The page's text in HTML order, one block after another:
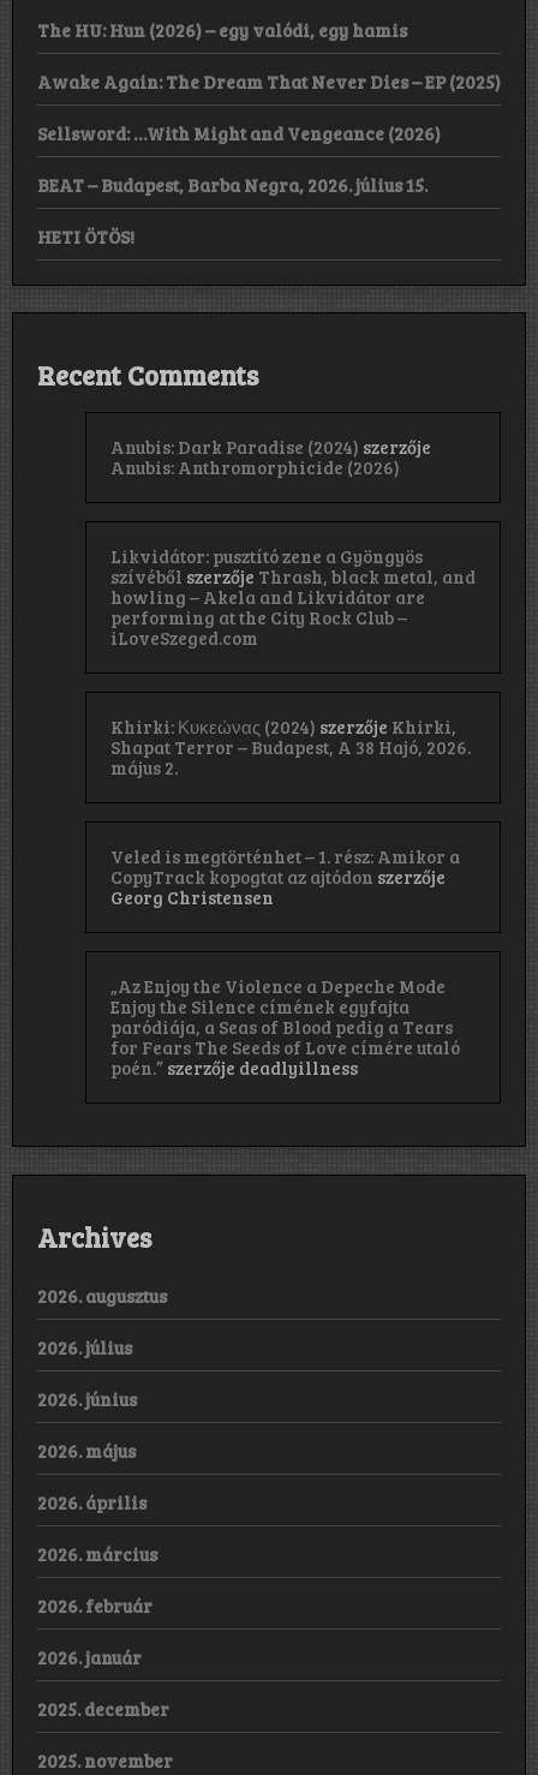
The HU: Hun (2026) – egy valódi, egy hamis
Awake Again: The Dream That Never Dies – EP (2025)
Sellsword: …With Might and Vengeance (2026)
BEAT – Budapest, Barba Negra, 2026. július 15.
HETI ÖTÖS!
Recent Comments
Anubis: Dark Paradise (2024) szerzője
Anubis: Anthromorphicide (2026)
Likvidátor: pusztító zene a Gyöngyös
szívéből szerzője Thrash, black metal, and
howling – Akela and Likvidátor are
performing at the City Rock Club –
iLoveSzeged.com
Khirki: Κ​υ​κ​ε​ώ​ν​α​ς (2024) szerzője Khirki,
Shapat Terror – Budapest, A 38 Hajó, 2026.
május 2.
Veled is megtörténhet – 1. rész: Amikor a
CopyTrack kopogtat az ajtódon szerzője
Georg Christensen
„Az Enjoy the Violence a Depeche Mode
Enjoy the Silence címének egyfajta
paródiája, a Seas of Blood pedig a Tears
for Fears The Seeds of Love címére utaló
poén.” szerzője deadlyillness
Archives
2026. augusztus
2026. július
2026. június
2026. május
2026. április
2026. március
2026. február
2026. január
2025. december
2025. november